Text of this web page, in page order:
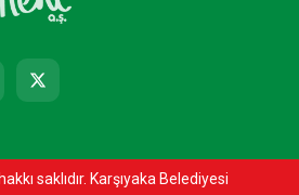
saklıdır. Karşıyaka Belediyesi